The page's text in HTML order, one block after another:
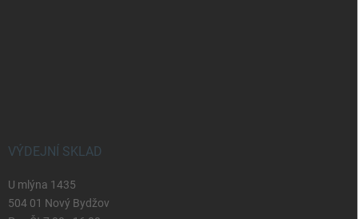
VÝDEJNÍ SKLAD
U mlýna 1435
504 01 Nový Bydžov